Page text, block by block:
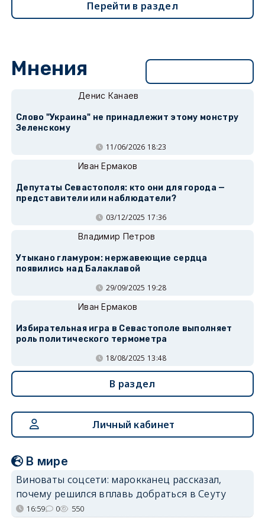
Перейти в раздел
Мнения
Денис Канаев
Слово "Украина" не принадлежит этому монстру
Зеленскому
11/06/2026 18:23
Иван Ермаков
Депутаты Севастополя: кто они для города —
представители или наблюдатели?
03/12/2025 17:36
Владимир Петров
Утыкано гламуром: нержавеющие сердца
появились над Балаклавой
29/09/2025 19:28
Иван Ермаков
Избирательная игра в Севастополе выполняет
роль политического термометра
18/08/2025 13:48
В раздел
Личный кабинет
В мире
Виноваты соцсети: марокканец рассказал,
почему решился вплавь добраться в Сеуту
16:59 0 550